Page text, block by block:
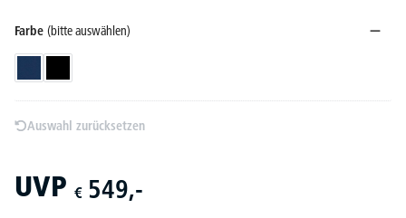
Farbe (bitte auswählen)
Auswahl zurücksetzen
UVP € 549,-